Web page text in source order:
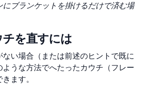
にブランケットを掛けるだけで済む場
を直すには
ない場合（または前述のヒントで既に
うな方法でへたったカウチ（フレー
ます。